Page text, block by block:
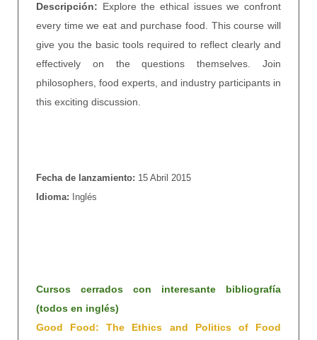
Descripción: Explore the ethical issues we confront
every time we eat and purchase food. This course will
give you the basic tools required to reflect clearly and
effectively on the questions themselves. Join
philosophers, food experts, and industry participants in
this exciting discussion.
Fecha de lanzamiento: 15 Abril 2015
Idioma: Inglés
Cursos cerrados con interesante bibliografía
(todos en inglés)
Good Food: The Ethics and Politics of Food